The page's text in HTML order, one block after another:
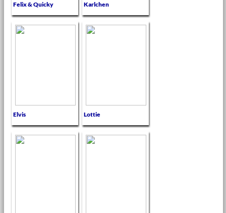
Felix & Quicky Karlchen
Elvis Lottie